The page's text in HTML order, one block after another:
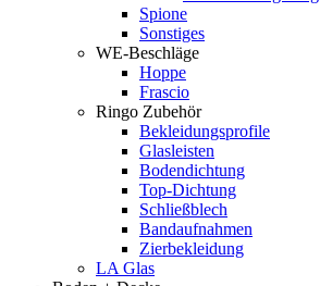
Spione
Sonstiges
WE-Beschläge
Hoppe
Frascio
Ringo Zubehör
Bekleidungsprofile
Glasleisten
Bodendichtung
Top-Dichtung
Schließblech
Bandaufnahmen
Zierbekleidung
LA Glas